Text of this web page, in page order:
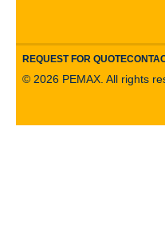
REQUEST FOR QUOTE
© 2026 PEMAX. All rights